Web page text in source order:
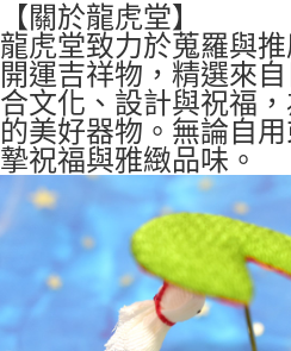
【關於龍虎堂】
龍虎堂致力於蒐羅與
開運吉祥物，精選來
合文化、設計與祝福
的美好器物。無論自
摯祝福與雅緻品味。